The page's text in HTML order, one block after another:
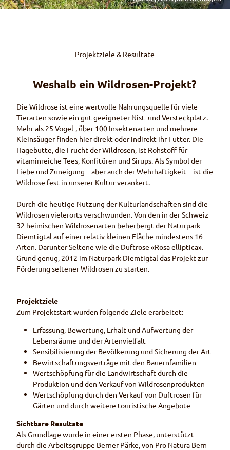
Projektziele& Resultate
Weshalb ein Wildrosen-Projekt?
Die Wildrose ist eine wertvolle Nahrungsquelle für viele
Tierarten sowie ein gut geeigneter Nist- und Versteckplatz.
Mehr als 25 Vogel-, über 100 Insektenarten und mehrere
Kleinsäuger finden hier direkt oder indirekt ihr Futter. Die
Hagebutte, die Frucht der Wildrosen, ist Rohstoff für
vitaminreiche Tees, Konfitüren und Sirups. Als Symbol der
Liebe und Zuneigung – aber auch der Wehrhaftigkeit – ist die
Wildrose fest in unserer Kultur verankert.
Durch die heutige Nutzung der Kulturlandschaften sind die
Wildrosen vielerorts verschwunden. Von den in der Schweiz
32 heimischen Wildrosenarten beherbergt der Naturpark
Diemtigtal auf einer relativ kleinen Fläche mindestens 16
Arten. Darunter Seltene wie die Duftrose «Rosa elliptica».
Grund genug, 2012 im Naturpark Diemtigtal das Projekt zur
Förderung seltener Wildrosen zu starten.
Projektziele
Zum Projektstart wurden folgende Ziele erarbeitet:
Erfassung, Bewertung, Erhalt und Aufwertung der
Lebensräume und der Artenvielfalt
Sensibilisierung der Bevölkerung und Sicherung der Art
Bewirtschaftungsverträge mit den Bauernfamilien
Wertschöpfung für die Landwirtschaft durch die
Produktion und den Verkauf von Wildrosenprodukten
Wertschöpfung durch den Verkauf von Duftrosen für
Gärten und durch weitere touristische Angebote
Sichtbare Resultate
Als Grundlage wurde in einer ersten Phase, unterstützt
durch die Arbeitsgruppe Berner Pärke, von Pro Natura Bern